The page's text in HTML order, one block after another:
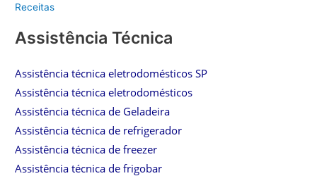
Receitas
Assistência Técnica
Assistência técnica eletrodomésticos SP
Assistência técnica eletrodomésticos
Assistência técnica de Geladeira
Assistência técnica de refrigerador
Assistência técnica de freezer
Assistência técnica de frigobar